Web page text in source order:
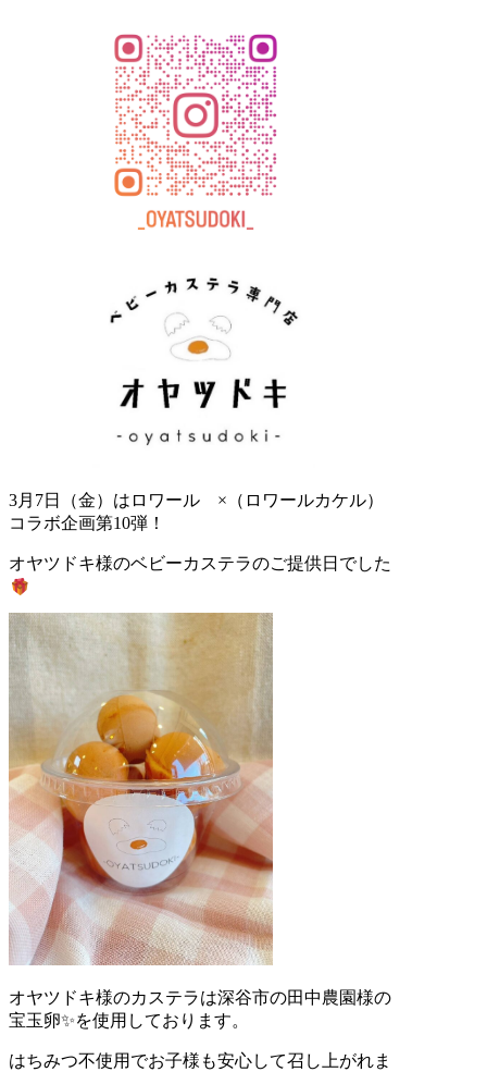
3月7日（金）は ロワール ×（ロワールカケル）
コラボ企画第10弾！
オヤツドキ様のベビーカステラのご提供日でした
オヤツドキ様のカステラは深谷市の田中農園様の
宝玉卵✨を使用しております。
はちみつ不使用でお子様も安心して召し上がれま